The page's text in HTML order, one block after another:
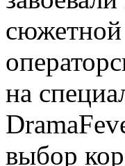
сюжетной
на
выбор